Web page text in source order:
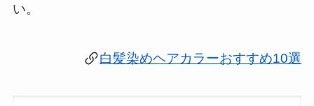
い。
白髪染めヘアカラーおすすめ10選